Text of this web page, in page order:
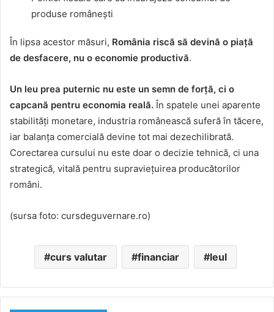
produse românești
În lipsa acestor măsuri, România riscă să devină o piață
de desfacere, nu o economie productivă.
Un leu prea puternic nu este un semn de forță, ci o
capcană pentru economia reală. În spatele unei aparente
stabilități monetare, industria românească suferă în tăcere,
iar balanța comercială devine tot mai dezechilibrată.
Corectarea cursului nu este doar o decizie tehnică, ci una
strategică, vitală pentru supraviețuirea producătorilor
români.
(sursa foto: cursdeguvernare.ro)
curs valutar financiar leul